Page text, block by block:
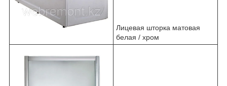
Лицевая шторка матовая
белая / хром